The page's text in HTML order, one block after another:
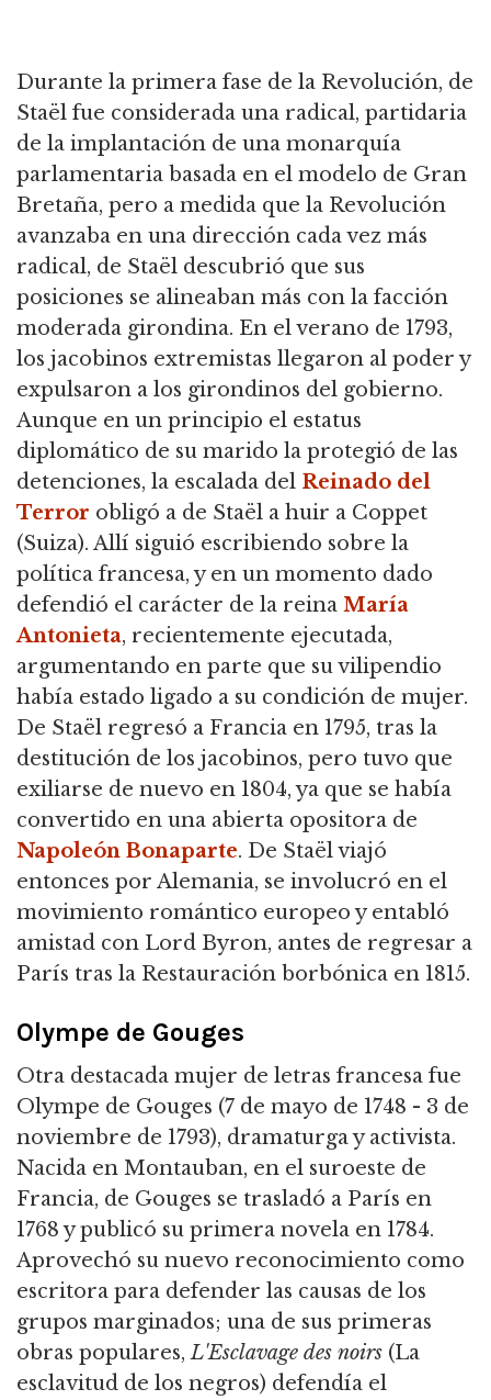
Durante la primera fase de la Revolución, de
Staël fue considerada una radical, partidaria
de la implantación de una monarquía
parlamentaria basada en el modelo de Gran
Bretaña, pero a medida que la Revolución
avanzaba en una dirección cada vez más
radical, de Staël descubrió que sus
posiciones se alineaban más con la facción
moderada girondina. En el verano de 1793,
los jacobinos extremistas llegaron al poder y
expulsaron a los girondinos del gobierno.
Aunque en un principio el estatus
diplomático de su marido la protegió de las
detenciones, la escalada del Reinado del
Terror obligó a de Staël a huir a Coppet
(Suiza). Allí siguió escribiendo sobre la
política francesa, y en un momento dado
defendió el carácter de la reina María
Antonieta, recientemente ejecutada,
argumentando en parte que su vilipendio
había estado ligado a su condición de mujer.
De Staël regresó a Francia en 1795, tras la
destitución de los jacobinos, pero tuvo que
exiliarse de nuevo en 1804, ya que se había
convertido en una abierta opositora de
Napoleón Bonaparte. De Staël viajó
entonces por Alemania, se involucró en el
movimiento romántico europeo y entabló
amistad con Lord Byron, antes de regresar a
París tras la Restauración borbónica en 1815.
Olympe de Gouges
Otra destacada mujer de letras francesa fue
Olympe de Gouges (7 de mayo de 1748 - 3 de
noviembre de 1793), dramaturga y activista.
Nacida en Montauban, en el suroeste de
Francia, de Gouges se trasladó a París en
1768 y publicó su primera novela en 1784.
Aprovechó su nuevo reconocimiento como
escritora para defender las causas de los
grupos marginados; una de sus primeras
obras populares,L'Esclavage des noirs (La
esclavitud de los negros) defendía el